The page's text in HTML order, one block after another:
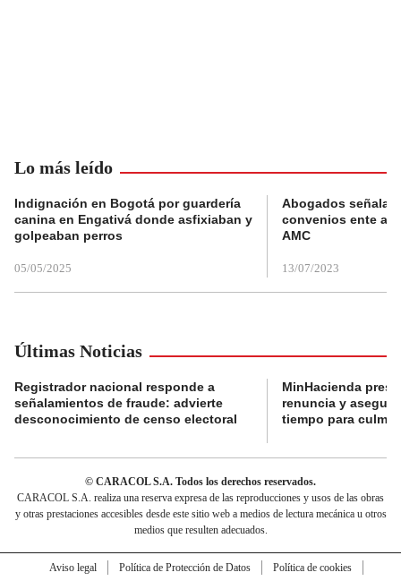
Lo más leído
Indignación en Bogotá por guardería
canina en Engativá donde asfixiaban y
golpeaban perros
05/05/2025
Abogados
convenios ente
AMC
13/07/2023
Últimas Noticias
Registrador nacional responde a
señalamientos de fraude: advierte
desconocimiento de censo electoral
MinHacienda
renuncia y
tiempo para
© CARACOL S.A. Todos los derechos reservados.
CARACOL S.A. realiza una reserva expresa de las reproducciones y usos de las obras
y otras prestaciones accesibles desde este sitio web a medios de lectura mecánica u otros
medios que resulten adecuados.
Aviso legal Política de Protección de Datos
Política de cookies